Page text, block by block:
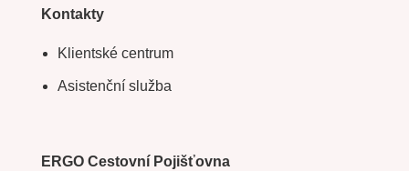
Kontakty
Klientské centrum
Asistenční služba
ERGO Cestovní Pojišťovna